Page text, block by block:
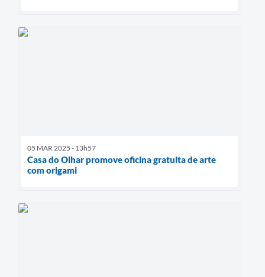
05 MAR 2025 - 13h57
Casa do Olhar promove oficina gratuita de arte
com origami